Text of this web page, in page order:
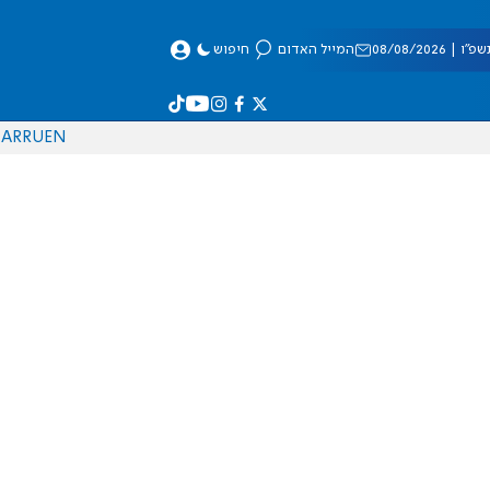
08/2026 המייל האדום חיפוש
EN
RU
AR